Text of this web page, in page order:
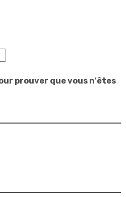
prouver que vous n'êtes